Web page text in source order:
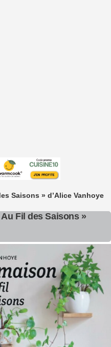
Saisons » d’Alice Vanhoye
Fil des Saisons »